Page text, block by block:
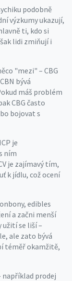
podobně
výzkumy ukazují,
ti, kdo si
lidi zmiňují i
"mezi" – CBG
bývá
máš problém
CBG často
bojovat s
je
ním
je zajímavý tím,
k jídlu, což ocení
edibles
a začni menší
užití se liší –
ale zato bývá
téměř okamžitě,
například prodej